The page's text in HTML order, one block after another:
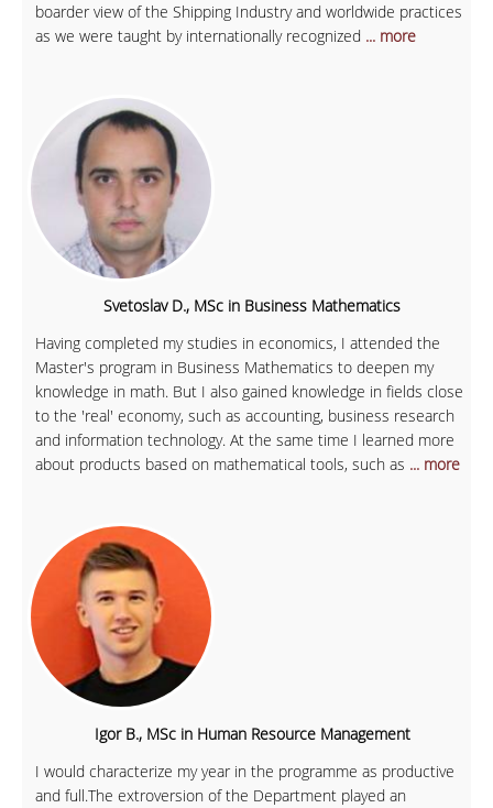
boarder view of the Shipping Industry and worldwide practices
as we were taught by internationally recognized ... more
Svetoslav D., MSc in Business Mathematics
Having completed my studies in economics, I attended the
Master's program in Business Mathematics to deepen my
knowledge in math. But I also gained knowledge in fields close
to the 'real' economy, such as accounting, business research
and information technology. At the same time I learned more
about products based on mathematical tools, such as ... more
Igor B., MSc in Human Resource Management
I would characterize my year in the programme as productive
and full.The extroversion of the Department played an